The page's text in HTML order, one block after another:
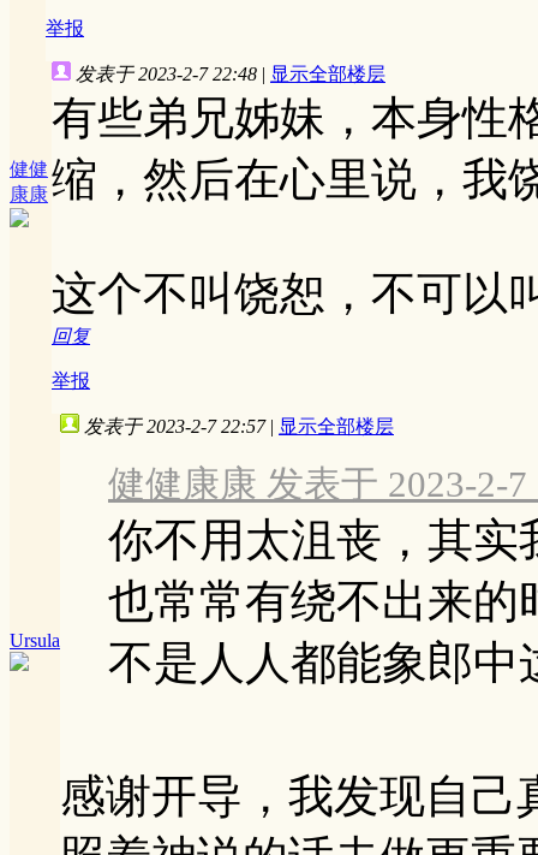
举报
健健
康康
发表于 2023-2-7 22:48 | 显示全部楼层
有些弟兄姊妹，本身性
缩，然后在心里说，我
这个不叫饶恕，不可以
回复
举报
Ursula
发表于 2023-2-7 22:57 | 显示全部楼层
健健康康 发表于 2023-2-7
你不用太沮丧，其实
也常常有绕不出来的
不是人人都能象郎中
感谢开导，我发现自己